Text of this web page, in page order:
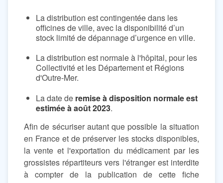
La distribution est contingentée dans les
officines de ville, avec la disponibilité d’un
stock limité de dépannage d’urgence en ville.
La distribution est normale à l'hôpital, pour les
Collectivité et les Département et Régions
d'Outre-Mer.
La date de remise à disposition normale est
estimée à août 2023.
Afin de sécuriser autant que possible la situation
en France et de préserver les stocks disponibles,
la vente et l'exportation du médicament par les
grossistes répartiteurs vers l'étranger est interdite
à compter de la publication de cette fiche